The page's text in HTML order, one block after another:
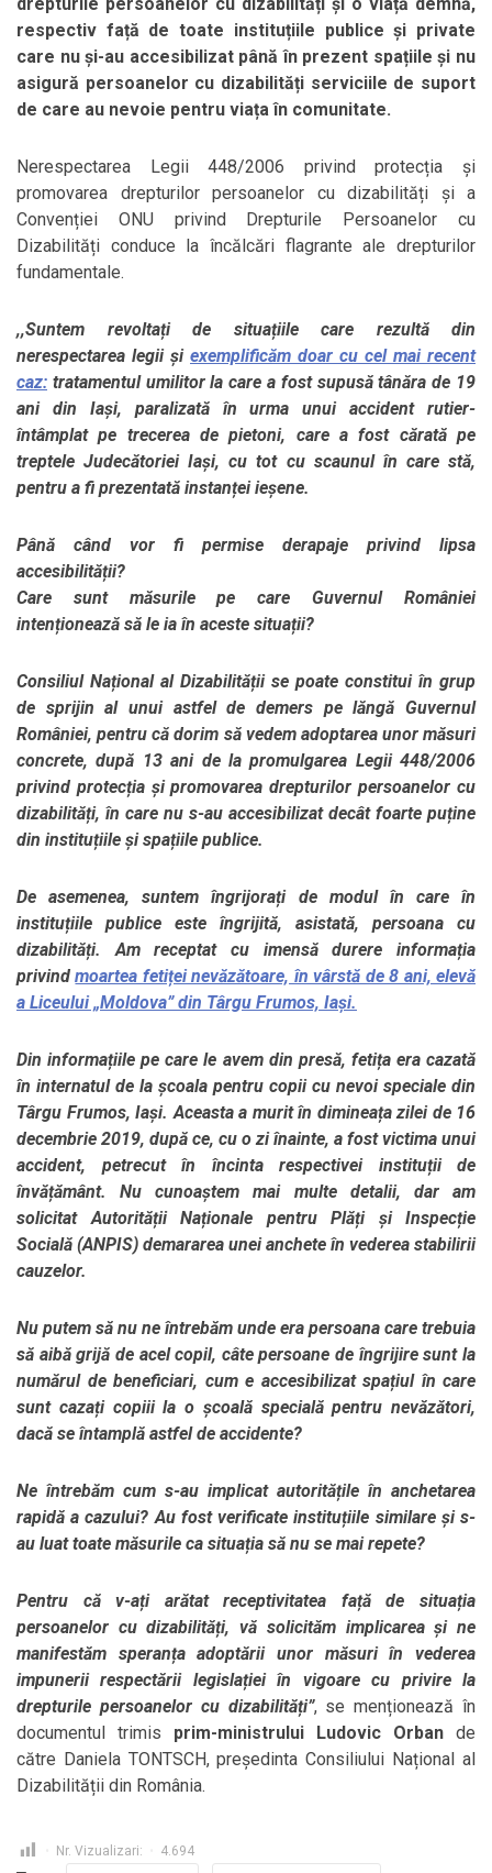
respectiv față de toate instituțiile publice și private
care nu și-au accesibilizat până în prezent spațiile și nu
asigură persoanelor cu dizabilități serviciile de suport
de care au nevoie pentru viața în comunitate.
Nerespectarea Legii 448/2006 privind protecția și
promovarea drepturilor persoanelor cu dizabilități și a
Convenției ONU privind Drepturile Persoanelor cu
Dizabilități conduce la încălcări flagrante ale drepturilor
fundamentale.
,,Suntem revoltați de situațiile care rezultă din
nerespectarea legii și exemplificăm doar cu cel mai recent
caz: tratamentul umilitor la care a fost supusă tânăra de 19
ani din Iași, paralizată în urma unui accident rutier-
întâmplat pe trecerea de pietoni, care a fost cărată pe
treptele Judecătoriei Iași, cu tot cu scaunul în care stă,
pentru a fi prezentată instanței ieșene.
Până când vor fi permise derapaje privind lipsa
accesibilității?
Care sunt măsurile pe care Guvernul României
intenționează să le ia în aceste situații?
Consiliul Național al Dizabilității se poate constitui în grup
de sprijin al unui astfel de demers pe lăngă Guvernul
României, pentru că dorim să vedem adoptarea unor măsuri
concrete, după 13 ani de la promulgarea Legii 448/2006
privind protecția și promovarea drepturilor persoanelor cu
dizabilități, în care nu s-au accesibilizat decât foarte puține
din instituțiile și spațiile publice.
De asemenea, suntem îngrijorați de modul în care în
instituțiile publice este îngrijită, asistată, persoana cu
dizabilități. Am receptat cu imensă durere informația
privindmoartea fetiței nevăzătoare, în vârstă de 8 ani, elevă
a Liceului „Moldova” din Târgu Frumos, Iași.
Din informațiile pe care le avem din presă, fetița era cazată
în internatul de la școala pentru copii cu nevoi speciale din
Târgu Frumos, Iași. Aceasta a murit în dimineața zilei de 16
decembrie 2019, după ce, cu o zi înainte, a fost victima unui
accident, petrecut în încinta respectivei instituții de
învățământ. Nu cunoaștem mai multe detalii, dar am
solicitat Autorității Naționale pentru Plăți și Inspecție
Socială (ANPIS) demararea unei anchete în vederea stabilirii
cauzelor.
Nu putem să nu ne întrebăm unde era persoana care trebuia
să aibă grijă de acel copil, câte persoane de îngrijire sunt la
numărul de beneficiari, cum e accesibilizat spațiul în care
sunt cazați copiii la o școală specială pentru nevăzători,
dacă se întamplă astfel de accidente?
Ne întrebăm cum s-au implicat autoritățile în anchetarea
rapidă a cazului? Au fost verificate instituțiile similare și s-
au luat toate măsurile ca situația să nu se mai repete?
Pentru că v-ați arătat receptivitatea față de situația
persoanelor cu dizabilități, vă solicităm implicarea și ne
manifestăm speranța adoptării unor măsuri în vederea
impunerii respectării legislației în vigoare cu privire la
drepturile persoanelor cu dizabilități”, se menționează în
documentul trimis prim-ministrului Ludovic Orban de
către Daniela TONTSCH, președinta Consiliului Național al
Dizabilității din România.
Nr. Vizualizari: 4.694